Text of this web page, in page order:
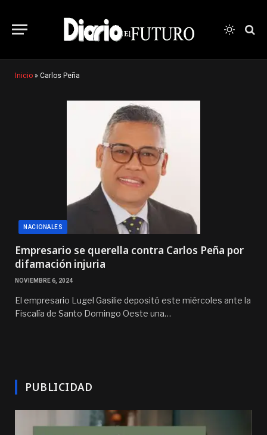
Inicio » Carlos Peña
NACIONALES
Empresario se querella contra Carlos Peña por
difamación injuria
NOVIEMBRE 6, 2024
El empresario Lugel Gasilie depositó este miércoles ante la
Fiscalía de Santo Domingo Oeste una…
PUBLICIDAD